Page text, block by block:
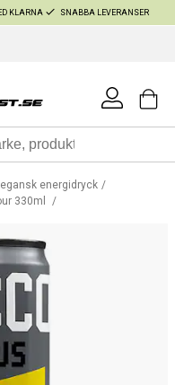
KLARNA SNABBA LEVERANSER
energidryck
330ml